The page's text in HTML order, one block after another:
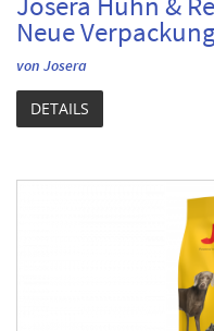
Neue
von Josera
DETAILS